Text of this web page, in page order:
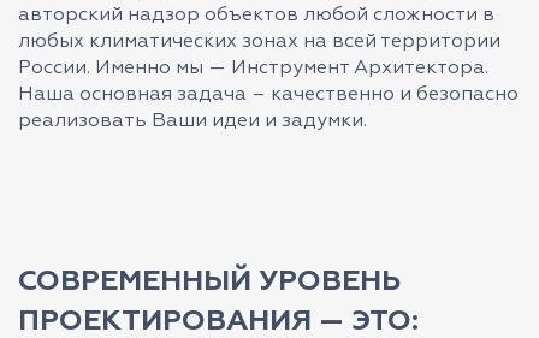
авторский надзор объектов любой сложности в
любых климатических зонах на всей территории
России. Именно мы — Инструмент Архитектора.
Наша основная задача – качественно и безопасно
реализовать Ваши идеи и задумки.
СОВРЕМЕННЫЙ УРОВЕНЬ
ПРОЕКТИРОВАНИЯ — ЭТО: